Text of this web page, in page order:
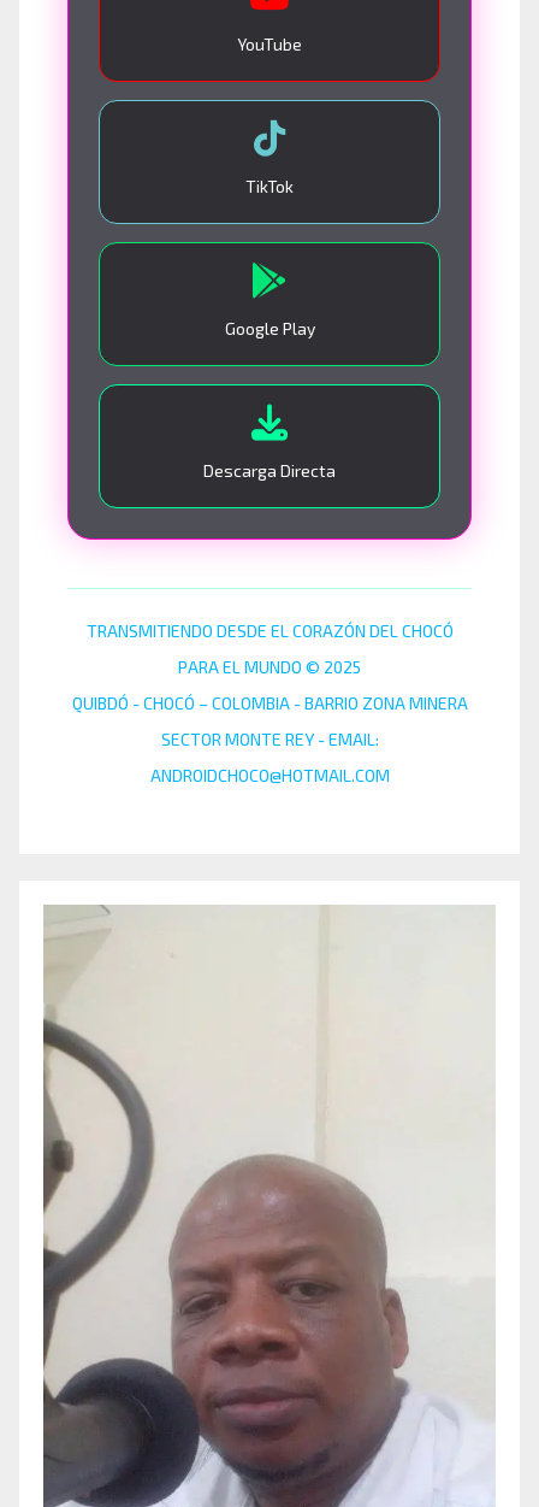
YouTube
TikTok
Google Play
Descarga Directa
TRANSMITIENDO DESDE EL CORAZÓN DEL CHOCÓ
PARA EL MUNDO © 2025
QUIBDÓ - CHOCÓ – COLOMBIA - BARRIO ZONA MINERA
SECTOR MONTE REY - EMAIL:
ANDROIDCHOCO@HOTMAIL.COM